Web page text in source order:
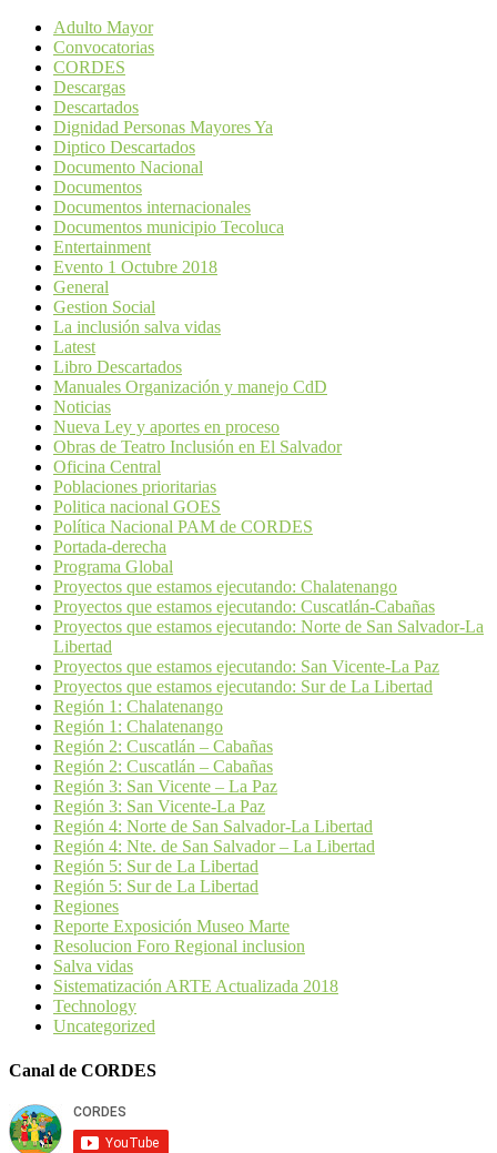
Adulto Mayor
Convocatorias
CORDES
Descargas
Descartados
Dignidad Personas Mayores Ya
Diptico Descartados
Documento Nacional
Documentos
Documentos internacionales
Documentos municipio Tecoluca
Entertainment
Evento 1 Octubre 2018
General
Gestion Social
La inclusión salva vidas
Latest
Libro Descartados
Manuales Organización y manejo CdD
Noticias
Nueva Ley y aportes en proceso
Obras de Teatro Inclusión en El Salvador
Oficina Central
Poblaciones prioritarias
Politica nacional GOES
Política Nacional PAM de CORDES
Portada-derecha
Programa Global
Proyectos que estamos ejecutando: Chalatenango
Proyectos que estamos ejecutando: Cuscatlán-Cabañas
Proyectos que estamos ejecutando: Norte de San Salvador-La
Libertad
Proyectos que estamos ejecutando: San Vicente-La Paz
Proyectos que estamos ejecutando: Sur de La Libertad
Región 1: Chalatenango
Región 1: Chalatenango
Región 2: Cuscatlán – Cabañas
Región 2: Cuscatlán – Cabañas
Región 3: San Vicente – La Paz
Región 3: San Vicente-La Paz
Región 4: Norte de San Salvador-La Libertad
Región 4: Nte. de San Salvador – La Libertad
Región 5: Sur de La Libertad
Región 5: Sur de La Libertad
Regiones
Reporte Exposición Museo Marte
Resolucion Foro Regional inclusion
Salva vidas
Sistematización ARTE Actualizada 2018
Technology
Uncategorized
Canal de CORDES